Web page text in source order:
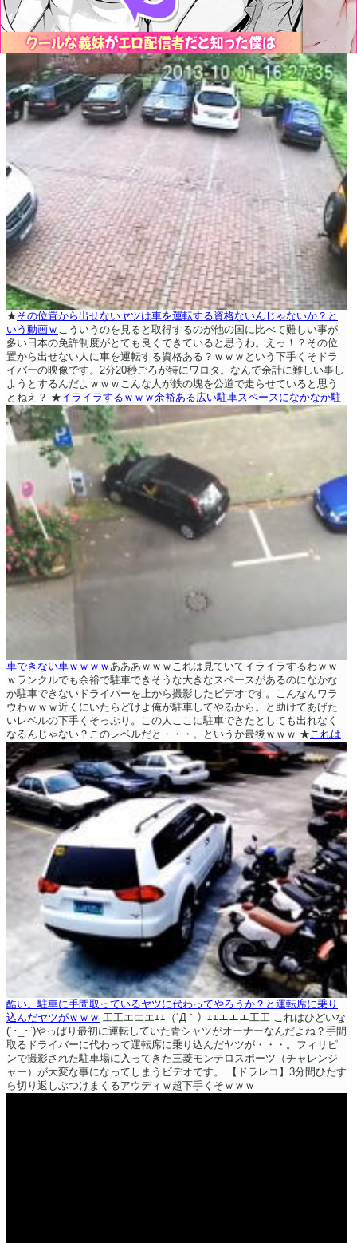
★その位置から出せないヤツは車を運転する資格ないんじゃないか？と
いう動画ｗ こういうのを見ると取得するのが他の国に比べて難しい事が
多い日本の免許制度がとても良くできていると思うわ。えっ！？その位
置から出せない人に車を運転する資格ある？ｗｗｗという下手くそドラ
イバーの映像です。2分20秒ごろが特にワロタ。なんで余計に難しい事し
ようとするんだよｗｗｗこんな人が鉄の塊を公道で走らせていると思う
とねえ？ ★イライラするｗｗｗ余裕ある広い駐車スペースになかなか駐
車できない車ｗｗｗｗあああｗｗｗこれは見ていてイライラするわｗｗ
ｗランクルでも余裕で駐車できそうな大きなスペースがあるのになかな
か駐車できないドライバーを上から撮影したビデオです。こんなんワラ
ウわｗｗｗ近くにいたらどけよ俺が駐車してやるから。と助けてあげた
いレベルの下手くそっぷり。この人ここに駐車できたとしても出れなく
なるんじゃない？このレベルだと・・・。というか最後ｗｗｗ ★これは
酷い。駐車に手間取っているヤツに代わってやろうか？と運転席に乗り
込んだヤツがｗｗｗ 工工エエエｴｴ（´Д｀）ｴｴエエエ工工 これはひどいな
(´･_･`)やっぱり最初に運転していた青シャツがオーナーなんだよね？手間
取るドライバーに代わって運転席に乗り込んだヤツが・・・。フィリピ
ンで撮影された駐車場に入ってきた三菱モンテロスポーツ（チャレンジ
ャー）が大変な事になってしまうビデオです。
【ドラレコ】3分間ひたす
ら切り返しぶつけまくるアウディｗ超下手くそｗｗｗ